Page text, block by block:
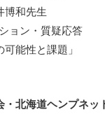
和先生
ョン・質疑応答
可能性と課題」
北海道ヘンプネッ